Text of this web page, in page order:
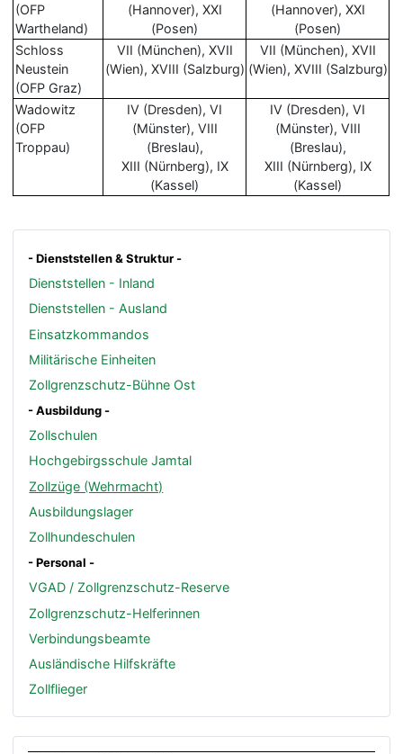
- Dienststellen & Struktur -
Dienststellen - Inland
Dienststellen - Ausland
Einsatzkommandos
Militärische Einheiten
Zollgrenzschutz-Bühne Ost
- Ausbildung -
Zollschulen
Hochgebirgsschule Jamtal
Zollzüge (Wehrmacht)
Ausbildungslager
Zollhundeschulen
- Personal -
VGAD / Zollgrenzschutz-Reserve
Zollgrenzschutz-Helferinnen
Verbindungsbeamte
Ausländische Hilfskräfte
Zollflieger
(OFP
Wartheland)
(Hannover), XXI
(Posen)
(Hannover), XXI
(Posen)
Schloss
Neustein
(OFP Graz)
VII (München), XVII
(Wien), XVIII (Salzburg)
VII (München), XVII
(Wien), XVIII (Salzburg)
Wadowitz
(OFP
Troppau)
IV (Dresden), VI
(Münster), VIII
(Breslau),
XIII (Nürnberg), IX
(Kassel)
IV (Dresden), VI
(Münster), VIII
(Breslau),
XIII (Nürnberg), IX
(Kassel)